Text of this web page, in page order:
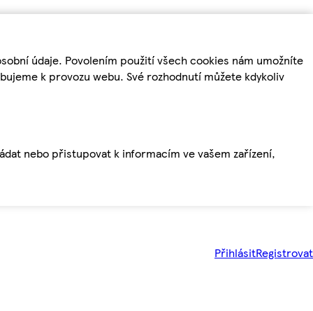
údaje. Povolením použití všech cookies nám umožníte
k provozu webu. Své rozhodnutí můžete kdykoliv
nebo přistupovat k informacím ve vašem zařízení,
PřihlásitRegistrovat